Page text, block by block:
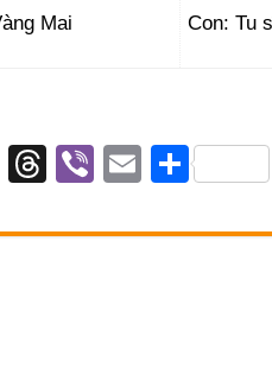
Mai Con: Tu
T
e
Vi
er
E
ail
S
ar